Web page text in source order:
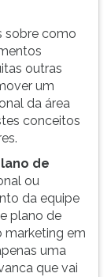
sobre como
outras
um
da área
conceitos
de
ou
da equipe
plano de
marketing em
uma
que vai